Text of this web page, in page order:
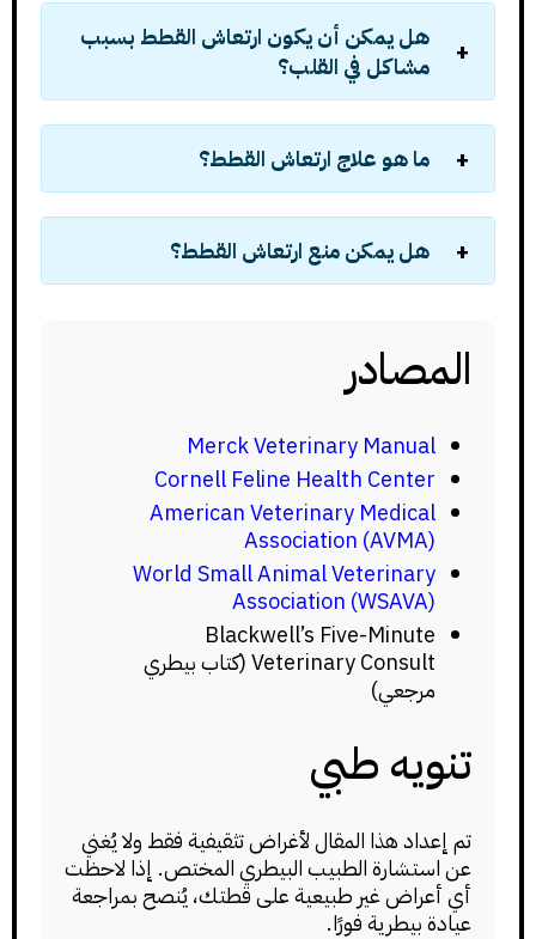
هل يمكن أن يكون ارتعاش القطط بسبب
مشاكل في القلب؟
ما هو علاج ارتعاش القطط؟
هل يمكن منع ارتعاش القطط؟
المصادر
Merck Veterinary Manual
Cornell Feline Health Center
American Veterinary Medical
Association (AVMA)
World Small Animal Veterinary
Association (WSAVA)
Blackwell’s Five-Minute
Veterinary Consult (كتاب بيطري
مرجعي)
تنويه طبي
تم إعداد هذا المقال لأغراض تثقيفية فقط ولا يُغني
عن استشارة الطبيب البيطري المختص. إذا لاحظت
أي أعراض غير طبيعية على قطتك، يُنصح بمراجعة
عيادة بيطرية فورًا.